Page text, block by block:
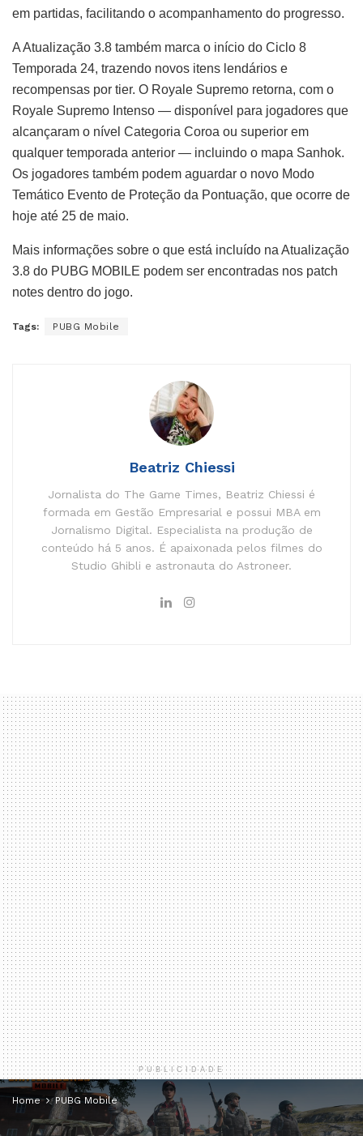
em partidas, facilitando o acompanhamento do progresso.
A Atualização 3.8 também marca o início do Ciclo 8
Temporada 24, trazendo novos itens lendários e
recompensas por tier. O Royale Supremo retorna, com o
Royale Supremo Intenso — disponível para jogadores que
alcançaram o nível Categoria Coroa ou superior em
qualquer temporada anterior — incluindo o mapa Sanhok.
Os jogadores também podem aguardar o novo Modo
Temático Evento de Proteção da Pontuação, que ocorre de
hoje até 25 de maio.
Mais informações sobre o que está incluído na Atualização
3.8 do PUBG MOBILE podem ser encontradas nos patch
notes dentro do jogo.
Tags: PUBG Mobile
Beatriz Chiessi
Jornalista do The Game Times, Beatriz Chiessi é
formada em Gestão Empresarial e possui MBA em
Jornalismo Digital. Especialista na produção de
conteúdo há 5 anos. É apaixonada pelos filmes do
Studio Ghibli e astronauta do Astroneer.
PUBLICIDADE
Home PUBG Mobile